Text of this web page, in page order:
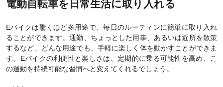
電動自転車を日常生活に取り入れる
Eバイクは驚くほど多用途で、毎日のルーティンに簡単に取り入れ
ることができます。通勤、ちょっとした用事、あるいは近所を散策
するなど、どんな用途でも、手軽に楽しく体を動かすことができま
す。Eバイクの利便性と楽しさは、定期的に乗る可能性を高め、こ
の運動を持続可能な習慣へと変えてくれるでしょう。